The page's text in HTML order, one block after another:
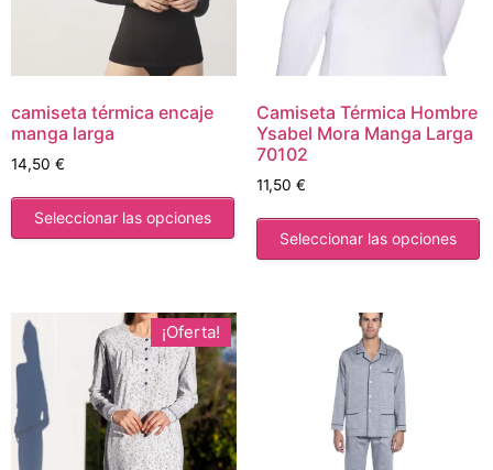
camiseta térmica encaje
manga larga
14,50 €
Seleccionar las opciones
Camiseta Térmica Hombre
Ysabel Mora Manga Larga
70102
11,50 €
Seleccionar las opciones
¡Oferta!